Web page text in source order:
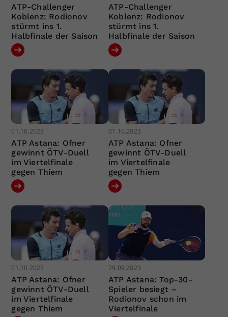
ATP-Challenger
Koblenz: Rodionov
stürmt ins 1.
Halbfinale der Saison
ATP-Challenger
Koblenz: Rodionov
stürmt ins 1.
Halbfinale der Saison
01.10.2023
ATP Astana: Ofner
gewinnt ÖTV-Duell
im Viertelfinale
gegen Thiem
01.10.2023
ATP Astana: Ofner
gewinnt ÖTV-Duell
im Viertelfinale
gegen Thiem
01.10.2023
ATP Astana: Ofner
gewinnt ÖTV-Duell
im Viertelfinale
gegen Thiem
29.09.2023
ATP Astana: Top-30-
Spieler besiegt –
Rodionov schon im
Viertelfinale